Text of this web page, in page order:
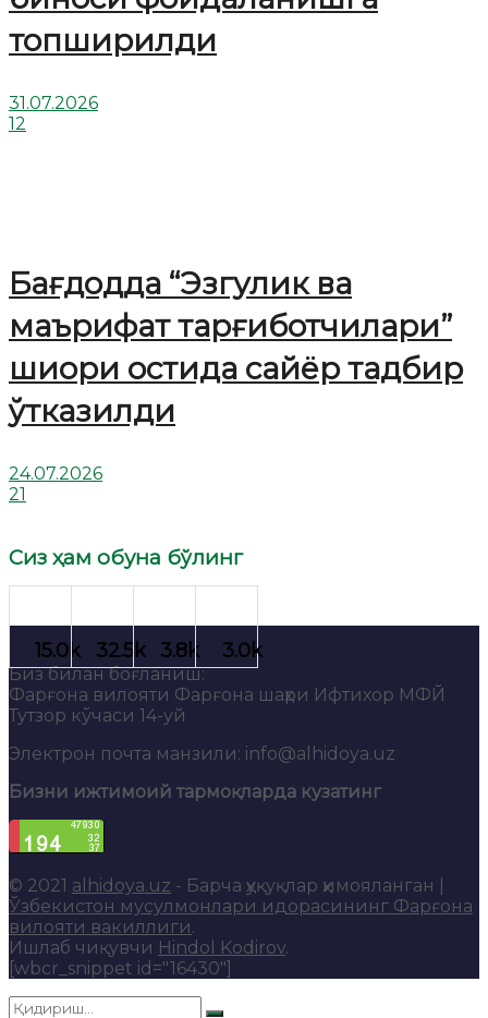
топширилди
31.07.2026
12
Бағдодда “Эзгулик ва
маърифат тарғиботчилари”
шиори остида сайёр тадбир
ўтказилди
24.07.2026
21
Сиз ҳам обуна бўлинг
Биз билан боғланиш:
Фарғона вилояти Фарғона шаҳри Ифтихор МФЙ
Тутзор кўчаси 14-уй
Электрон почта манзили: info@alhidoya.uz
Бизни ижтимоий тармоқларда кузатинг
© 2021 alhidoya.uz - Барча ҳуқуқлар ҳимояланган |
Ўзбекистон мусулмонлари идорасининг Фарғона
вилояти вакиллиги.
Ишлаб чиқувчи Hindol Kodirov.
[wbcr_snippet id="16430"]